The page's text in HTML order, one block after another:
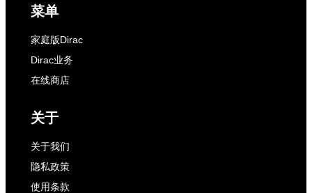
菜单
家庭版Dirac
Dirac业务
在线商店
关于
关于我们
隐私政策
使用条款